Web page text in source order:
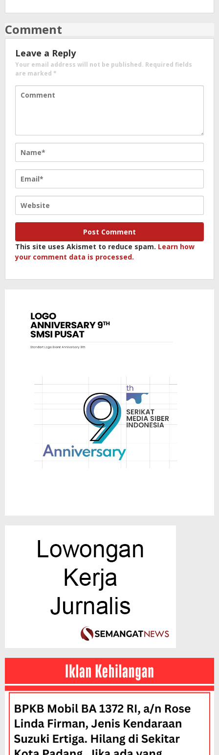
Comment
Leave a Reply
Your email address will not be published. Required fields
are marked *
This site uses Akismet to reduce spam. Learn how
your comment data is processed.